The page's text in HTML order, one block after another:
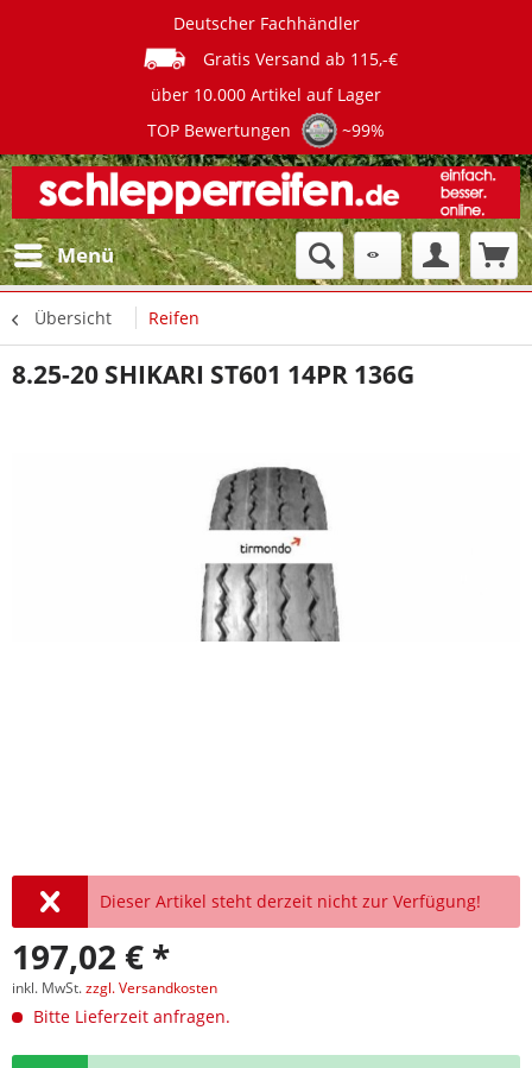
Deutscher Fachhändler
Gratis Versand ab 115,-€
über 10.000 Artikel auf Lager
TOP Bewertungen
~99%
Menü
Übersicht Reifen
8.25-20 SHIKARI ST601 14PR 136G
Dieser Artikel steht derzeit nicht zur Verfügung!
197,02 € *
inkl. MwSt.zzgl. Versandkosten
Bitte Lieferzeit anfragen.